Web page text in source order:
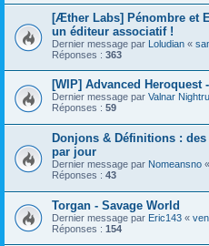
[Æther Labs] Pénombre et
un éditeur associatif !
Dernier message par Loludian «
Réponses : 363
[WIP] Advanced Heroquest
Dernier message par Valnar
Réponses : 59
Donjons & Définitions :
par jour
Dernier message par Nomeansno «
Réponses : 43
Torgan - Savage World
Dernier message par Eric143 «
Réponses : 154